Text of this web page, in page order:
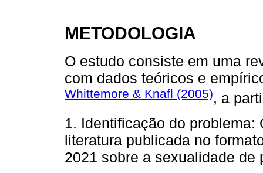
METODOLOGIA
O estudo consiste em uma
com dados teóricos e
Whittemore & Knafl (2005), a
1. Identificação do
literatura publicada no
2021 sobre a sexualidade